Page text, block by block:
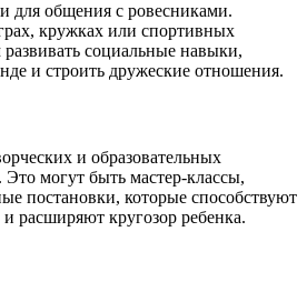
для общения с ровесниками.
кружках или спортивных
социальные навыки,
и строить дружеские отношения.
и образовательных
могут быть мастер-классы,
постановки, которые способствуют
расширяют кругозор ребенка.